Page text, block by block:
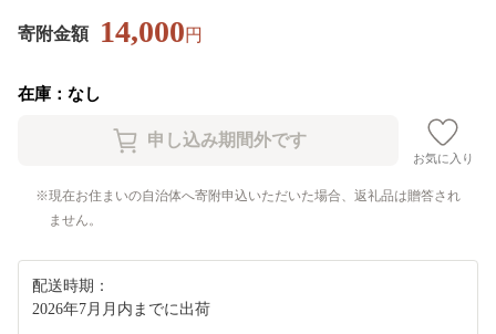
寄附金額 14,000円
在庫：なし
お気に入り
現在お住まいの自治体へ寄附申込いただいた場合、返礼品は贈答され
ません。
配送時期：
2026年7月月内までに出荷